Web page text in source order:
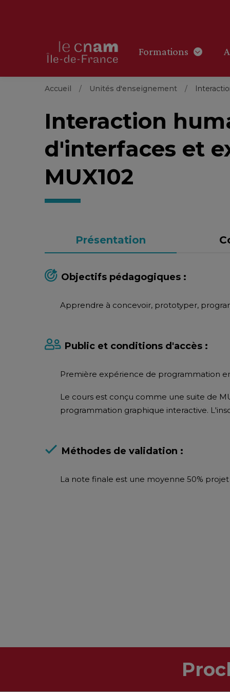
Formations
Accueil Unités d'enseignement
Interaction
d'interfaces et
MUX102
Présentation
Objectifs pédagogiques :
Apprendre à concevoir, prototyper,
Public et conditions d'accès :
Première expérience de programmation
Le cours est conçu comme une suite de
programmation graphique interactive.
Méthodes de validation :
La note finale est une moyenne 50%